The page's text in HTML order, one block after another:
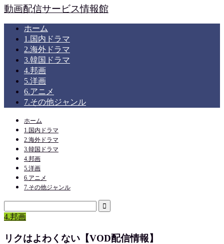
動画配信サービス情報館
ホーム
1.国内ドラマ
2.海外ドラマ
3.韓国ドラマ
4.邦画
5.洋画
6.アニメ
7.その他ジャンル
ホーム
1.国内ドラマ
2.海外ドラマ
3.韓国ドラマ
4.邦画
5.洋画
6.アニメ
7.その他ジャンル
4.邦画
リクはよわくない【VOD配信情報】